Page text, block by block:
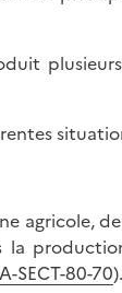
agricole,
SECT-80-70).